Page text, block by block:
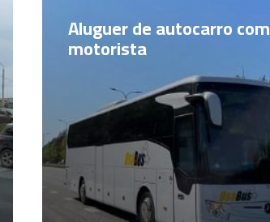
Aluguer de autocarro com
motorista